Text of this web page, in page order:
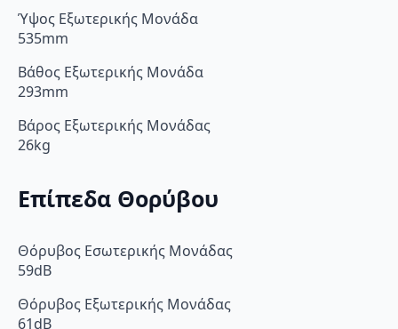
Ύψος Εξωτερικής Μονάδα
535mm
Βάθος Εξωτερικής Μονάδα
293mm
Βάρος Εξωτερικής Μονάδας
26kg
Επίπεδα Θορύβου
Θόρυβος Εσωτερικής Μονάδας
59dB
Θόρυβος Εξωτερικής Μονάδας
61dB